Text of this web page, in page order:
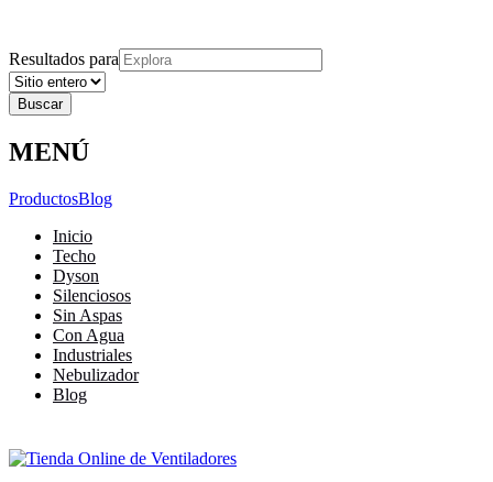
Resultados para
MENÚ
ProductosBlog
Inicio
Techo
Dyson
Silenciosos
Sin Aspas
Con Agua
Industriales
Nebulizador
Blog